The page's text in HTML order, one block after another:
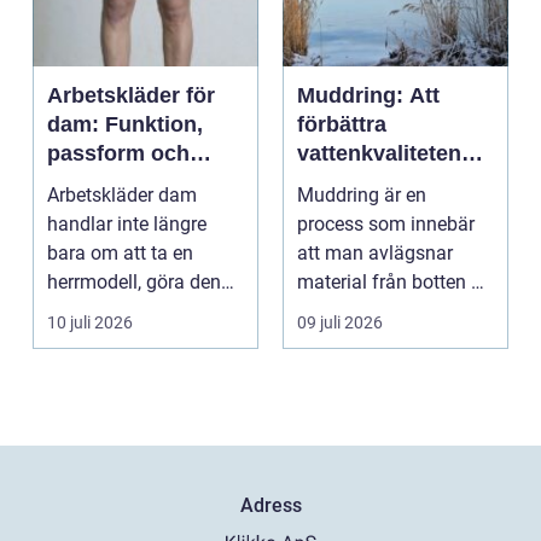
Arbetskläder för
dam: Funktion,
passform och
hållbarhet i fokus
Arbetskläder dam
handlar inte längre
bara om att ta en
herrmodell, göra den
mindre oc...
10 juli 2026
Muddring: Att
förbättra
vattenkvaliteten
och möjliggöra
navigering
Muddring är en
process som innebär
att man avlägsnar
material från botten av
en...
09 juli 2026
Adress